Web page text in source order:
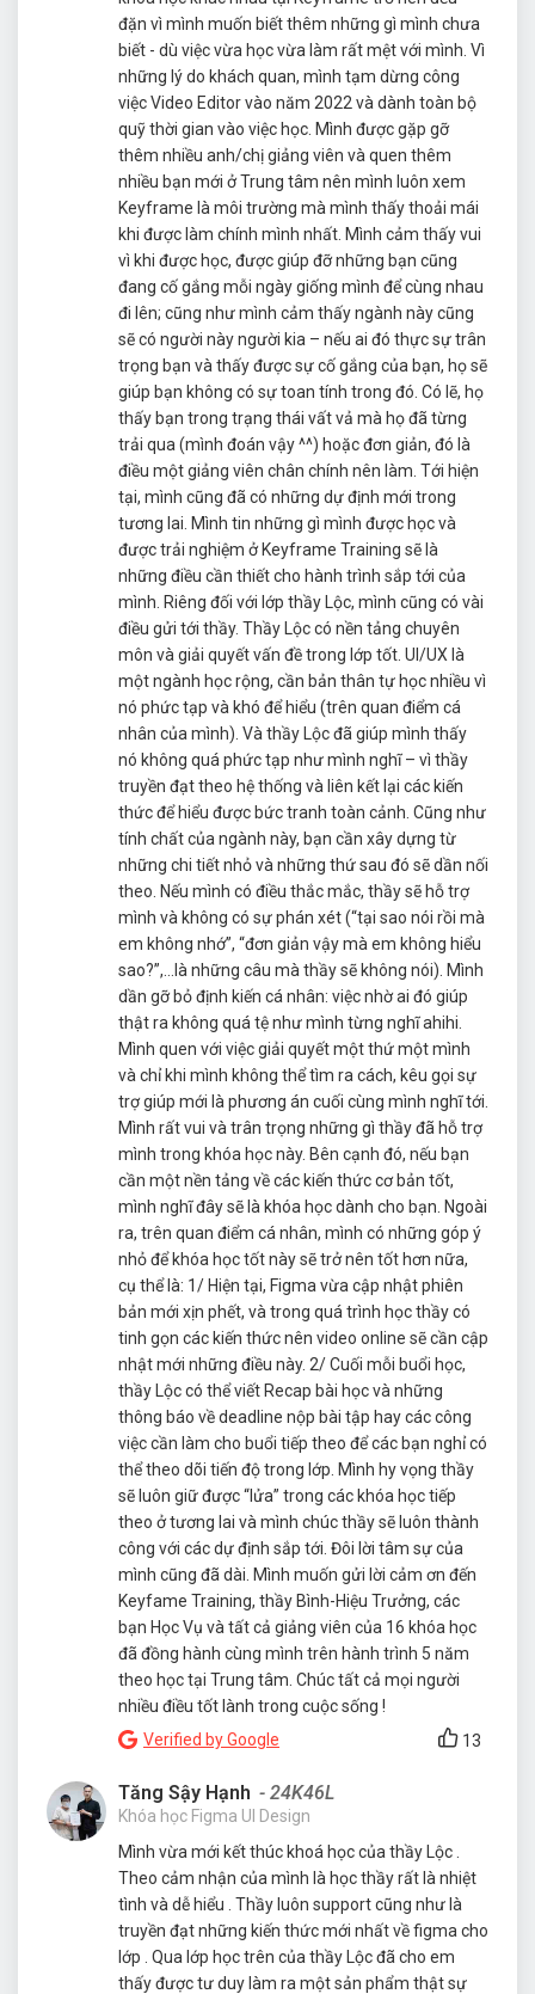
đặn vì mình muốn biết thêm những gì mình chưa
biết - dù việc vừa học vừa làm rất mệt với mình. Vì
những lý do khách quan, mình tạm dừng công
việc Video Editor vào năm 2022 và dành toàn bộ
quỹ thời gian vào việc học. Mình được gặp gỡ
thêm nhiều anh/chị giảng viên và quen thêm
nhiều bạn mới ở Trung tâm nên mình luôn xem
Keyframe là môi trường mà mình thấy thoải mái
khi được làm chính mình nhất. Mình cảm thấy vui
vì khi được học, được giúp đỡ những bạn cũng
đang cố gắng mỗi ngày giống mình để cùng nhau
đi lên; cũng như mình cảm thấy ngành này cũng
sẽ có người này người kia – nếu ai đó thực sự trân
trọng bạn và thấy được sự cố gắng của bạn, họ sẽ
giúp bạn không có sự toan tính trong đó. Có lẽ, họ
thấy bạn trong trạng thái vất vả mà họ đã từng
trải qua (mình đoán vậy ^^) hoặc đơn giản, đó là
điều một giảng viên chân chính nên làm. Tới hiện
tại, mình cũng đã có những dự định mới trong
tương lai. Mình tin những gì mình được học và
được trải nghiệm ở Keyframe Training sẽ là
những điều cần thiết cho hành trình sắp tới của
mình. Riêng đối với lớp thầy Lộc, mình cũng có vài
điều gửi tới thầy. Thầy Lộc có nền tảng chuyên
môn và giải quyết vấn đề trong lớp tốt. UI/UX là
một ngành học rộng, cần bản thân tự học nhiều vì
nó phức tạp và khó để hiểu (trên quan điểm cá
nhân của mình). Và thầy Lộc đã giúp mình thấy
nó không quá phức tạp như mình nghĩ – vì thầy
truyền đạt theo hệ thống và liên kết lại các kiến
thức để hiểu được bức tranh toàn cảnh. Cũng như
tính chất của ngành này, bạn cần xây dựng từ
những chi tiết nhỏ và những thứ sau đó sẽ dần nối
theo. Nếu mình có điều thắc mắc, thầy sẽ hỗ trợ
mình và không có sự phán xét (“tại sao nói rồi mà
em không nhớ”, “đơn giản vậy mà em không hiểu
sao?”,…là những câu mà thầy sẽ không nói). Mình
dần gỡ bỏ định kiến cá nhân: việc nhờ ai đó giúp
thật ra không quá tệ như mình từng nghĩ ahihi.
Mình quen với việc giải quyết một thứ một mình
và chỉ khi mình không thể tìm ra cách, kêu gọi sự
trợ giúp mới là phương án cuối cùng mình nghĩ tới.
Mình rất vui và trân trọng những gì thầy đã hỗ trợ
mình trong khóa học này. Bên cạnh đó, nếu bạn
cần một nền tảng về các kiến thức cơ bản tốt,
mình nghĩ đây sẽ là khóa học dành cho bạn. Ngoài
ra, trên quan điểm cá nhân, mình có những góp ý
nhỏ để khóa học tốt này sẽ trở nên tốt hơn nữa,
cụ thể là: 1/ Hiện tại, Figma vừa cập nhật phiên
bản mới xịn phết, và trong quá trình học thầy có
tinh gọn các kiến thức nên video online sẽ cần cập
nhật mới những điều này. 2/ Cuối mỗi buổi học,
thầy Lộc có thể viết Recap bài học và những
thông báo về deadline nộp bài tập hay các công
việc cần làm cho buổi tiếp theo để các bạn nghỉ có
thể theo dõi tiến độ trong lớp. Mình hy vọng thầy
sẽ luôn giữ được “lửa” trong các khóa học tiếp
theo ở tương lai và mình chúc thầy sẽ luôn thành
công với các dự định sắp tới. Đôi lời tâm sự của
mình cũng đã dài. Mình muốn gửi lời cảm ơn đến
Keyfame Training, thầy Bình-Hiệu Trưởng, các
bạn Học Vụ và tất cả giảng viên của 16 khóa học
đã đồng hành cùng mình trên hành trình 5 năm
theo học tại Trung tâm. Chúc tất cả mọi người
nhiều điều tốt lành trong cuộc sống !
Verified by Google
13
Tăng Sậy Hạnh - 24K46L
Khóa học Figma UI Design
Mình vừa mới kết thúc khoá học của thầy Lộc .
Theo cảm nhận của mình là học thầy rất là nhiệt
tình và dễ hiểu . Thầy luôn support cũng như là
truyền đạt những kiến thức mới nhất về figma cho
lớp . Qua lớp học trên của thầy Lộc đã cho em
thấy được tư duy làm ra một sản phẩm thật sự